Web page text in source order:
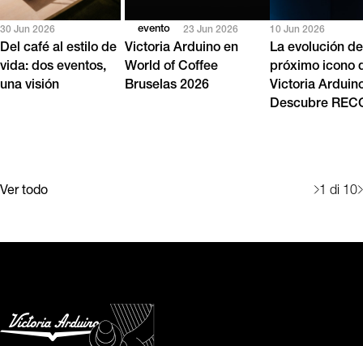
Ver todo 1 di 10
30 Jun 2026
Del café al estilo de
vida: dos eventos,
una visión
evento 23 Jun 2026
Victoria Arduino en
World of Coffee
Bruselas 2026
10 Jun 2026
La evolución
próximo icono
Victoria
Descubre